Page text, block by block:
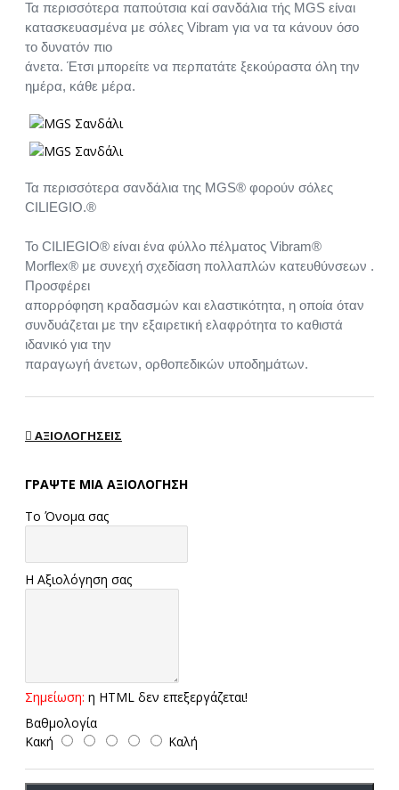
Τα περισσότερα παπούτσια καί σανδάλια τής MGS είναι
κατασκευασμένα με σόλες Vibram για να τα κάνουν όσο
το δυνατόν πιο
άνετα. Έτσι μπορείτε να περπατάτε ξεκούραστα όλη την
ημέρα, κάθε μέρα.
Τα περισσότερα σανδάλια της MGS® φορούν σόλες
CILIEGIO.®
Το CILIEGIO® είναι ένα φύλλο πέλματος Vibram®
Morflex® με συνεχή σχεδίαση πολλαπλών κατευθύνσεων .
Προσφέρει
απορρόφηση κραδασμών και ελαστικότητα, η οποία όταν
συνδυάζεται με την εξαιρετική ελαφρότητα το καθιστά
ιδανικό για την
παραγωγή άνετων, ορθοπεδικών υποδημάτων.
ΑΞΙΟΛΟΓΉΣΕΙΣ
ΓΡΆΨΤΕ ΜΙΑ ΑΞΙΟΛΌΓΗΣΗ
Το Όνομα σας
Η Αξιολόγηση σας
Σημείωση: η HTML δεν επεξεργάζεται!
Βαθμολογία
Κακή
Καλή